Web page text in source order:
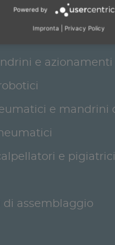
e azionamenti
e mandrini
e pigiatrici
di assemblaggio
Powered by
Impronta Privacy Policy